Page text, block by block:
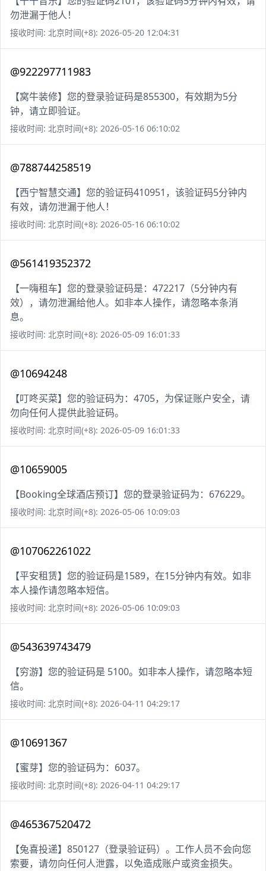
勿泄漏于他人！
接收时间: 北京时间(+8): 2026-05-20 12:04:31
@922297711983
【窝牛装修】您的登录验证码是855300，有效期为5分
钟，请立即验证。
接收时间: 北京时间(+8): 2026-05-16 06:10:02
@788744258519
【西宁智慧交通】您的验证码410951，该验证码5分钟内
有效，请勿泄漏于他人！
接收时间: 北京时间(+8): 2026-05-16 06:10:02
@561419352372
【一嗨租车】您的登录验证码是：472217（5分钟内有
效），请勿泄漏给他人。如非本人操作，请忽略本条消
息。
接收时间: 北京时间(+8): 2026-05-09 16:01:33
@10694248
【叮咚买菜】您的验证码为：4705，为保证账户安全，请
勿向任何人提供此验证码。
接收时间: 北京时间(+8): 2026-05-09 16:01:33
@10659005
【Booking全球酒店预订】您的登录验证码为：676229。
接收时间: 北京时间(+8): 2026-05-06 10:09:03
@107062261022
【平安租赁】您的验证码是1589，在15分钟内有效。如非
本人操作请忽略本短信。
接收时间: 北京时间(+8): 2026-05-06 10:09:03
@543639743479
【穷游】您的验证码是 5100。如非本人操作，请忽略本短
信。
接收时间: 北京时间(+8): 2026-04-11 04:29:17
@10691367
【蜜芽】您的验证码为：6037。
接收时间: 北京时间(+8): 2026-04-11 04:29:17
@465367520472
【兔喜投递】850127（登录验证码）。工作人员不会向您
索要，请勿向任何人泄露，以免造成账户或资金损失。